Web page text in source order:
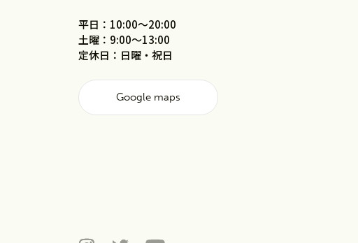
平日：10:00〜20:00
土曜：9:00〜13:00
定休日：日曜・祝日
Google maps